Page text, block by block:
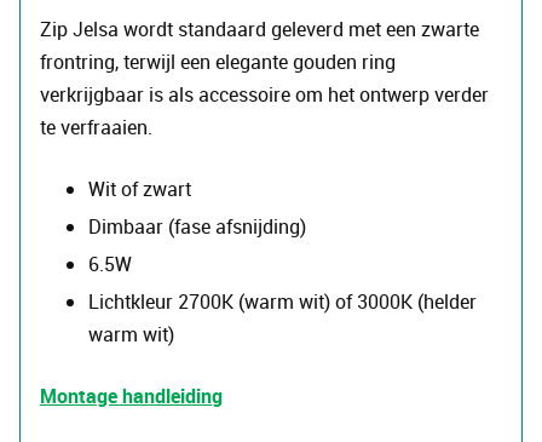
Zip Jelsa wordt standaard geleverd met een zwarte
frontring, terwijl een elegante gouden ring
verkrijgbaar is als accessoire om het ontwerp verder
te verfraaien.
Wit of zwart
Dimbaar (fase afsnijding)
6.5W
Lichtkleur 2700K (warm wit) of 3000K (helder
warm wit)
Montage handleiding